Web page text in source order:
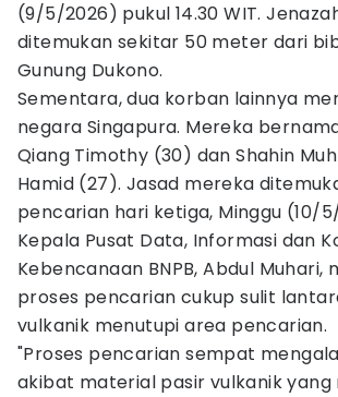
(9/5/2026) pukul 14.30 WIT.
ditemukan sekitar 50 meter dari
Gunung Dukono.
Sementara, dua korban lainnya
negara Singapura. Mereka
Qiang Timothy (30) dan Shahin
Hamid (27). Jasad mereka
pencarian hari ketiga, Minggu (10/
Kepala Pusat Data, Informasi dan
Kebencanaan BNPB, Abdul Muhari,
proses pencarian cukup sulit
vulkanik menutupi area pencarian.
"Proses pencarian sempat
akibat material pasir vulkanik